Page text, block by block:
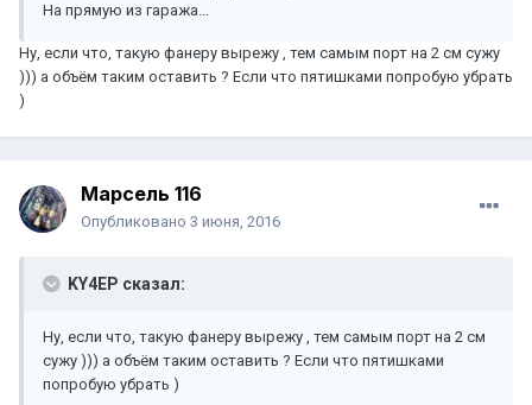
На прямую из гаража...
Ну, если что, такую фанеру вырежу , тем самым порт на 2 см сужу
))) а объём таким оставить ? Если что пятишками попробую убрать
)
Марсель 116
Опубликовано 3 июня, 2016
KY4EP сказал:
Ну, если что, такую фанеру вырежу , тем самым порт на 2 см
сужу ))) а объём таким оставить ? Если что пятишками
попробую убрать )